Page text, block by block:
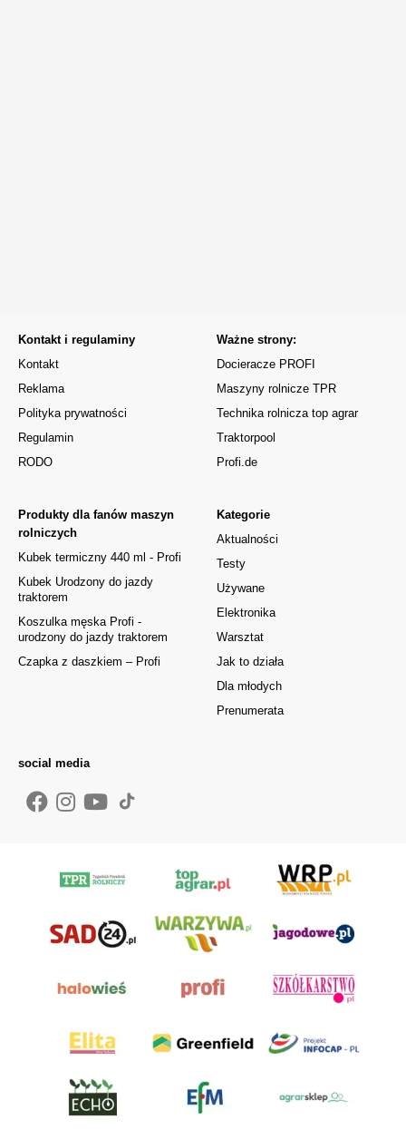
Kontakt i regulaminy
Kontakt
Reklama
Polityka prywatności
Regulamin
RODO
Kategorie
Aktualności
Testy
Używane
Elektronika
Warsztat
Jak to działa
Dla młodych
Prenumerata
Produkty dla fanów maszyn
rolniczych
Kubek termiczny 440 ml - Profi
Kubek Urodzony do jazdy
traktorem
Koszulka męska Profi -
urodzony do jazdy traktorem
Czapka z daszkiem – Profi
Ważne strony:
Docieracze PROFI
Maszyny rolnicze TPR
Technika rolnicza top agrar
Traktorpool
Profi.de
social media